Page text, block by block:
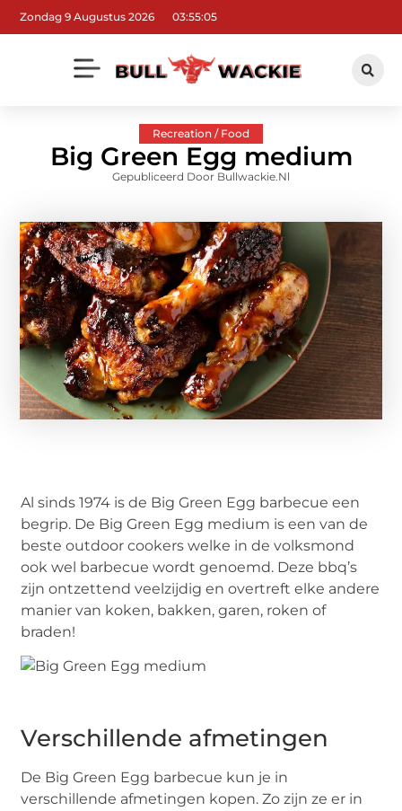
Zondag 9 Augustus 2026 03:55:06
Recreation / Food
Big Green Egg medium
Gepubliceerd Door Bullwackie.nl
Al sinds 1974 is de Big Green Egg barbecue een
begrip. De Big Green Egg medium is een van de
beste outdoor cookers welke in de volksmond
ook wel barbecue wordt genoemd. Deze bbq’s
zijn ontzettend veelzijdig en overtreft elke andere
manier van koken, bakken, garen, roken of
braden!
Verschillende afmetingen
De Big Green Egg barbecue kun je in
verschillende afmetingen kopen. Zo zijn ze er in